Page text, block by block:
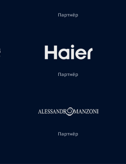
Партнёр
Партнёр
Партнёр